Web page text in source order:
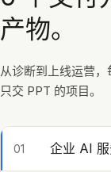
产物。
从诊断到上线运营
只交 PPT 的项目。
01 企业 AI